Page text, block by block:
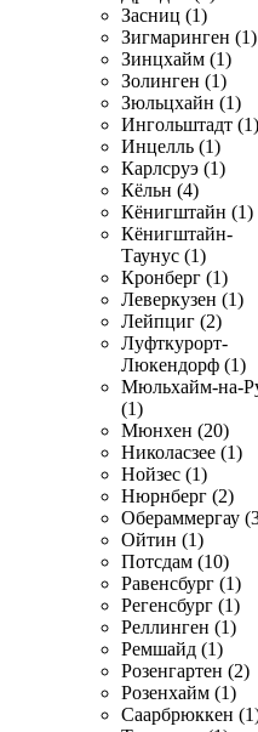
Засниц (1)
Зигмаринген (1)
Зинцхайм (1)
Золинген (1)
Зюльцхайн (1)
Ингольштадт (1)
Инцелль (1)
Карлсруэ (1)
Кёльн (4)
Кёнигштайн (1)
Кёнигштайн-
Таунус (1)
Кронберг (1)
Леверкузен (1)
Лейпциг (2)
Луфткурорт-
Люкендорф (1)
Мюльхайм-на-
(1)
Мюнхен (20)
Николасзее (1)
Нойзес (1)
Нюрнберг (2)
Обераммергау
Ойтин (1)
Потсдам (10)
Равенсбург (1)
Регенсбург (1)
Реллинген (1)
Ремшайд (1)
Розенгартен (2)
Розенхайм (1)
Саарбрюккен